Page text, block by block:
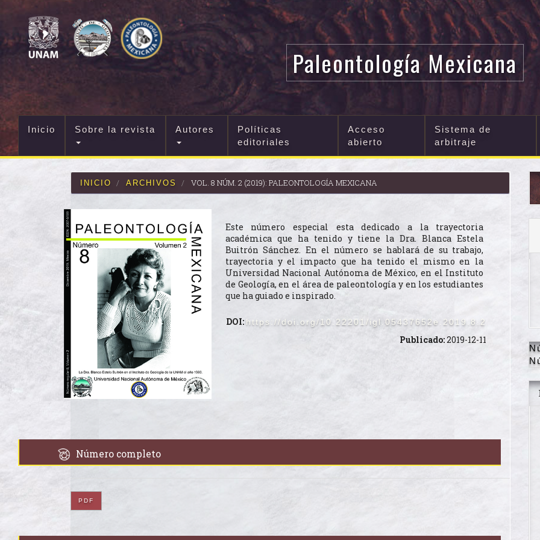
Navegación
principal
Contenido
principal
Barra
lateral
Paleontología Mexicana
Inicio Sobre la revista Autores
Políticas
editoriales
Acceso
abierto
Sistema de
arbitraje
INICIO ARCHIVOS VOL. 8 NÚM. 2 (2019): PALEONTOLOGÍA MEXICANA
Este número especial esta dedicado a la trayectoria
académica que ha tenido y tiene la Dra. Blanca Estela
Buitrón Sánchez. En el número se hablará de su trabajo,
trayectoria y el impacto que ha tenido el mismo en la
Universidad Nacional Autónoma de México, en el Instituto
de Geología, en el área de paleontología y en los estudiantes
que ha guiado e inspirado.
DOI: https://doi.org/10.22201/igl.05437652e.2019.8.2
Publicado:2019-12-11
Número completo
PDF